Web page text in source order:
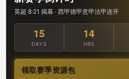
英超 8·21 揭幕 · 西甲德甲意甲法甲连开
15
DAYS
14
HRS
领取赛季资源包